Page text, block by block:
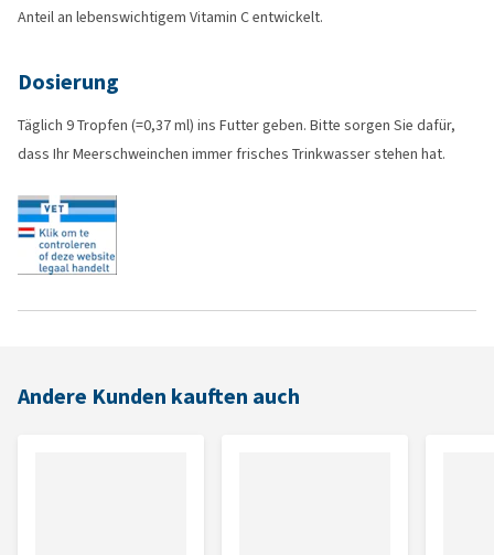
Anteil an lebenswichtigem Vitamin C entwickelt.
Dosierung
Täglich 9 Tropfen (=0,37 ml) ins Futter geben. Bitte sorgen Sie dafür,
dass Ihr Meerschweinchen immer frisches Trinkwasser stehen hat.
Andere Kunden kauften auch